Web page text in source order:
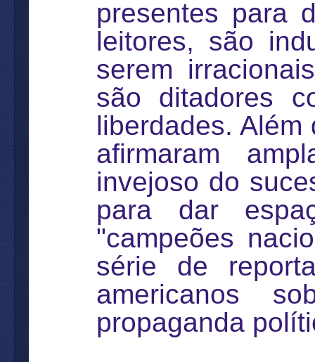
presentes para
leitores, são
serem
são ditadores
liberdades.
afirmaram
invejoso do
para dar
"campeões
série de
americanos
propaganda